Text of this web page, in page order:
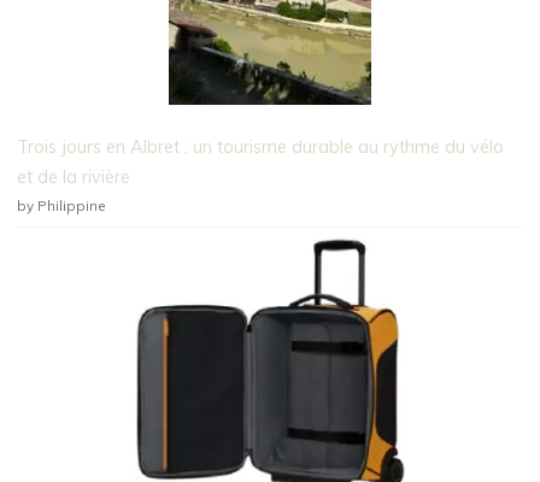
Trois jours en Albret : un tourisme durable au rythme du vélo
et de la rivière
by Philippine